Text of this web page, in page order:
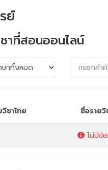
ย์
าที่สอนออนไลน์
ชาไทย ชื่อราย
ไม่มีข้